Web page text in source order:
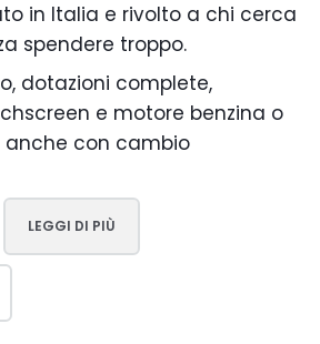
in Italia e rivolto a chi cerca
spendere troppo.
dotazioni complete,
e motore benzina o
anche con cambio
LEGGI DI PIÙ